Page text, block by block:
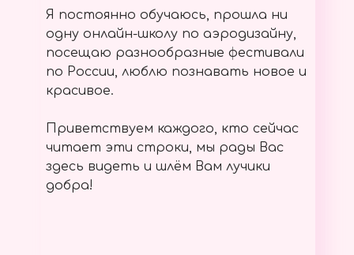
Я постоянно обучаюсь, прошла ни
одну онлайн-школу по аэродизайну,
посещаю разнообразные фестивали
по России, люблю познавать новое и
красивое.
Приветствуем каждого, кто сейчас
читает эти строки, мы рады Вас
здесь видеть и шлём Вам лучики
добра!